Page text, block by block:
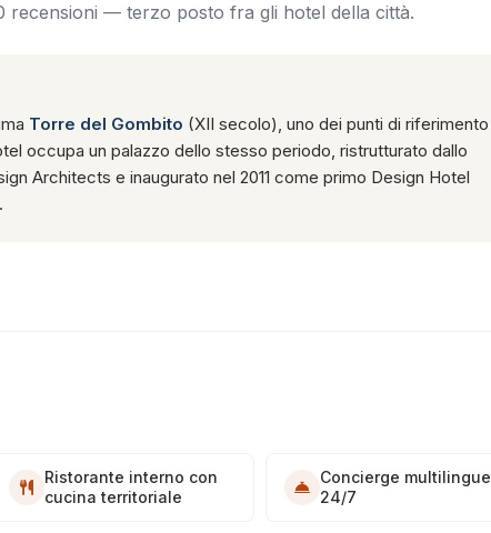
recensioni — terzo posto fra gli hotel della città.
Torre del Gombito (XII secolo), uno dei punti di riferimento
occupa un palazzo dello stesso periodo, ristrutturato dallo
Architects e inaugurato nel 2011 come primo Design Hotel
Ristorante interno con
cucina territoriale
Concierge multilingue
24/7